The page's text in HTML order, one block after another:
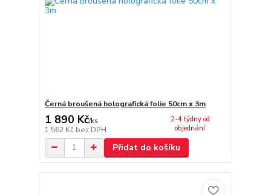
Černá broušená holografická folie 50cm x 3m
1 890 Kč/ks
1 562 Kč bez DPH
2-4 týdny od
objednání
Přidat do košíku